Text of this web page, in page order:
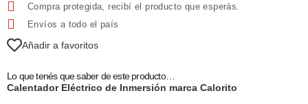
Compra protegida, recibí el producto que esperás.
Envíos a todo el país
Añadir a favoritos
Lo que tenés que saber de este producto…
Calentador Eléctrico de Inmersión marca Calorito